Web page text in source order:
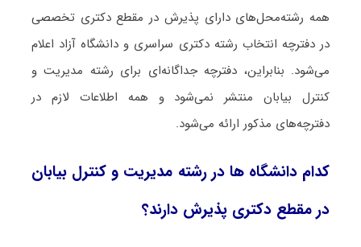
همه رشته‌محل‌های دارای پذیرش در مقطع دکتری تخصصی
در دفترچه انتخاب رشته دکتری سراسری و دانشگاه آزاد اعلام
می‌شود. بنابراین، دفترچه جداگانه‌ای برای رشته مدیریت و
کنترل بیابان منتشر نمی‌شود و همه اطلاعات لازم در
دفترچه‌های مذکور ارائه می‌شود.
کدام دانشگاه ها در رشته مدیریت و کنترل بیابان
در مقطع دکتری پذیرش دارند؟